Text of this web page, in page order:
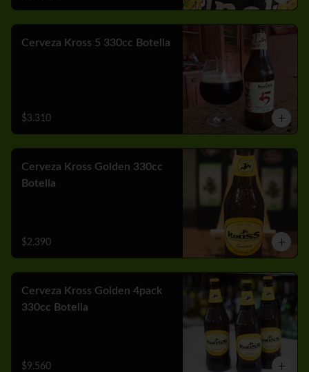
Cerveza Kross 5 330cc Botella
$3.310
Cerveza Kross Golden 330cc
Botella
$2.390
Cerveza Kross Golden 4pack
330cc Botella
$9.560